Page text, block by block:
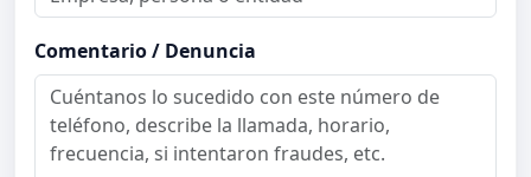
Comentario / Denuncia